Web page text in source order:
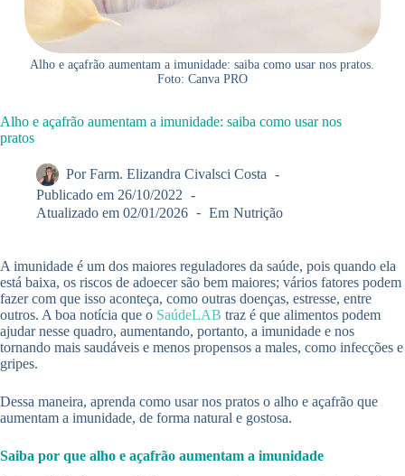
Alho e açafrão aumentam a imunidade: saiba como usar nos pratos.
Foto: Canva PRO
Alho e açafrão aumentam a imunidade: saiba como usar nos
pratos
Por Farm. Elizandra Civalsci Costa
Publicado em 26/10/2022
Atualizado em 02/01/2026 Em Nutrição
A imunidade é um dos maiores reguladores da saúde, pois quando ela
está baixa, os riscos de adoecer são bem maiores; vários fatores podem
fazer com que isso aconteça, como outras doenças, estresse, entre
outros. A boa notícia que o SaúdeLAB traz é que alimentos podem
ajudar nesse quadro, aumentando, portanto, a imunidade e nos
tornando mais saudáveis e menos propensos a males, como infecções e
gripes.
Dessa maneira, aprenda como usar nos pratos o alho e açafrão que
aumentam a imunidade, de forma natural e gostosa.
Saiba por que alho e açafrão aumentam a imunidade